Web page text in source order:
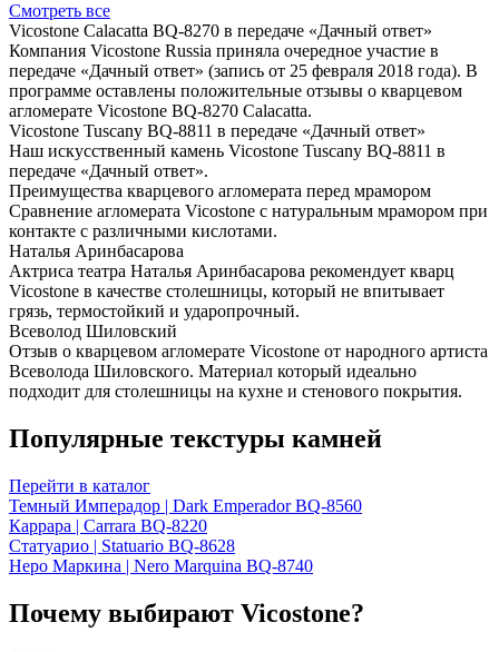
Смотреть все
Vicostone Calacatta BQ-8270 в передаче «Дачный ответ»
Компания Vicostone Russia приняла очередное участие в
передаче «Дачный ответ» (запись от 25 февраля 2018 года). В
программе оставлены положительные отзывы о кварцевом
агломерате Vicostone BQ-8270 Calacatta.
Vicostone Tuscany BQ-8811 в передаче «Дачный ответ»
Наш искусственный камень Vicostone Tuscany BQ-8811 в
передаче «Дачный ответ».
Преимущества кварцевого агломерата перед мрамором
Сравнение агломерата Vicostone с натуральным мрамором при
контакте с различными кислотами.
Наталья Аринбасарова
Актриса театра Наталья Аринбасарова рекомендует кварц
Vicostone в качестве столешницы, который не впитывает
грязь, термостойкий и ударопрочный.
Всеволод Шиловский
Отзыв о кварцевом агломерате Vicostone от народного артиста
Всеволода Шиловского. Материал который идеально
подходит для столешницы на кухне и стенового покрытия.
Популярные текстуры камней
Перейти в каталог
Темный Имперадор | Dark Emperador BQ-8560
Каррара | Carrara BQ-8220
Статуарио | Statuario BQ-8628
Неро Маркина | Nero Marquina BQ-8740
Почему выбирают Vicostone?